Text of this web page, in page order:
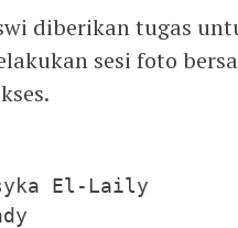
diberikan tugas
sesi foto
El-Laily